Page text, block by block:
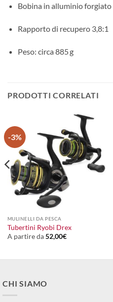
Bobina in alluminio forgiato
Rapporto di recupero 3,8:1
Peso: circa 885 g
PRODOTTI CORRELATI
-3%
MULINELLI DA PESCA
Tubertini Ryobi Drex
A partire da52,00€
CHI SIAMO